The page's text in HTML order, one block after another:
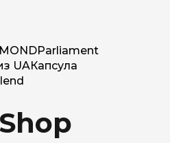
Parliament
UAКапсула